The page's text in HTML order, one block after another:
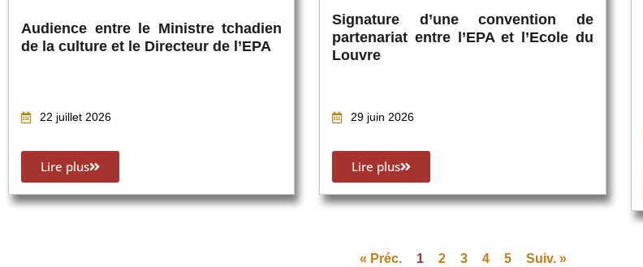
Audience entre le Ministre tchadien
de la culture et le Directeur de l’EPA
22 juillet 2026
Lire plus
Signature d’une convention de
partenariat entre l’EPA et l’Ecole du
Louvre
29 juin 2026
Lire plus
« Préc. 1 2 3 4 5 Suiv. »